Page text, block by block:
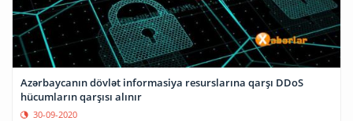
Azərbaycanın dövlət informasiya resurslarına qarşı DDoS
hücumların qarşısı alınır
30-09-2020